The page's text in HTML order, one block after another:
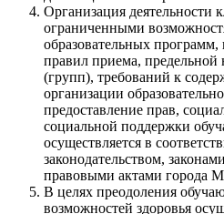
Организация деятельности
ограниченными
образовательных
правил приема, предельной
(групп), требований к
организации
предоставление прав,
социальной поддержки
осуществляется в
законодательством,
правовыми актами города
В целях преодоления
возможностей здоровья